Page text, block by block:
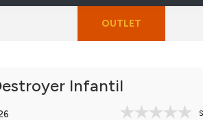
OUTLET
Infantil